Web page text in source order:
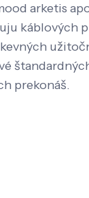
arketis
káblových
prekonáš.